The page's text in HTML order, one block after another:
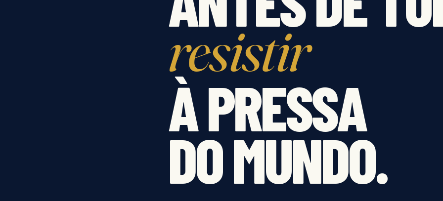
resistir
À PRESSA
DO MUNDO.